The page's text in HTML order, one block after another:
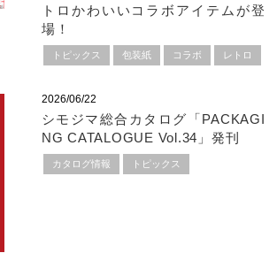
トロかわいいコラボアイテムが登
場！
トピックス 包装紙 コラボ レトロ
2026/06/22
シモジマ総合カタログ「PACKAGI
NG CATALOGUE Vol.34」発刊
カタログ情報 トピックス